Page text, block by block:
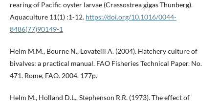
rearing of Pacific oyster larvae (Crassostrea gigas Thunberg).
Aquaculture 11(1) :1-12. https://doi.org/10.1016/0044-
8486(77)90149-1
Helm M.M., Bourne N., Lovatelli A. (2004). Hatchery culture of
bivalves: a practical manual. FAO Fisheries Technical Paper. No.
471. Rome, FAO. 2004. 177p.
Helm M., Holland D.L., Stephenson R.R. (1973). The effect of